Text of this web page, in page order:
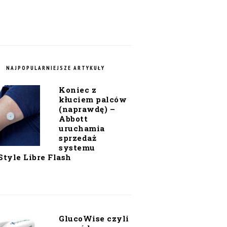
NAJPOPULARNIEJSZE ARTYKUŁY
Koniec z
kłuciem palców
(naprawdę) –
Abbott
uruchamia
sprzedaż
systemu
Libre Flash
GlucoWise czyli